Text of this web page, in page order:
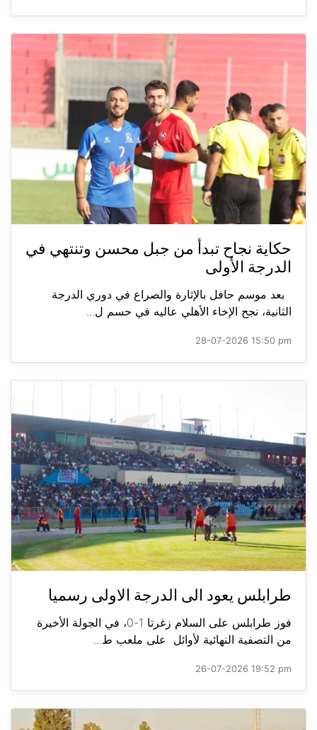
حكاية نجاح تبدأ من جبل محسن وتنتهي في
الدرجة الأولى
بعد موسم حافل بالإثارة والصراع في دوري الدرجة
الثانية، نجح الإخاء الأهلي عاليه في حسم ل...
28-07-2026 15:50 pm
طرابلس يعود الى الدرجة الاولى رسميا
فوز طرابلس على السلام زغرتا 1-0، في الجولة الأخيرة
من التصفية النهائية لأوائل على ملعب ط...
26-07-2026 19:52 pm